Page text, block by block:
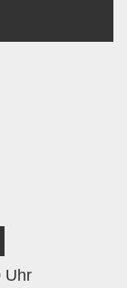
Uhr